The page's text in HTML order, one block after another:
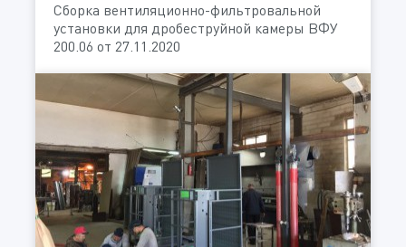
Сборка вентиляционно-фильтровальной
установки для дробеструйной камеры ВФУ
200.06 от 27.11.2020